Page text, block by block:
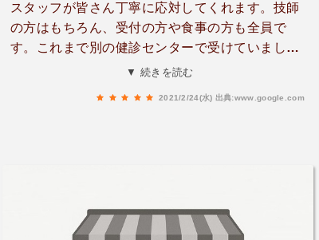
スタッフが皆さん丁寧に応対してくれます。技師
の方はもちろん、受付の方や食事の方も全員で
す。これまで別の健診センターで受けていました
が、早くからこちらに来たかったと思いました。
▼ 続きを読む
2021/2/24(水) 出典:www.google.com